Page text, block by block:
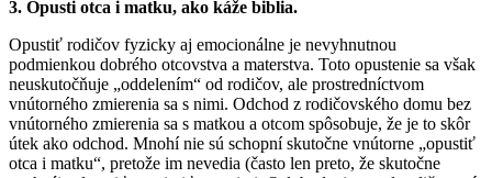
3. Opusti otca i matku, ako káže biblia.
Opustiť rodičov fyzicky aj emocionálne je nevyhnutnou
podmienkou dobrého otcovstva a materstva. Toto opustenie sa však
neuskutočňuje „oddelením“ od rodičov, ale prostredníctvom
vnútorného zmierenia sa s nimi. Odchod z rodičovského domu bez
vnútorného zmierenia sa s matkou a otcom spôsobuje, že je to skôr
útek ako odchod. Mnohí nie sú schopní skutočne vnútorne „opustiť
otca i matku“, pretože im nevedia (často len preto, že skutočne